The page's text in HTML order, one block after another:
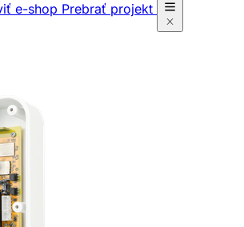
e-shop Prebrať projekt